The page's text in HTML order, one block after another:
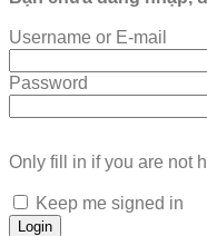
Username or E-mail
Password
Only fill in if you are not
Keep me signed in